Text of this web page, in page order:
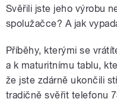
Svěřili jste jeho výrobu
spolužačce? A jak
Příběhy, kterými se
a k maturitnímu tablu,
že jste zdárně ukončili
tradičně svěřit telefonu